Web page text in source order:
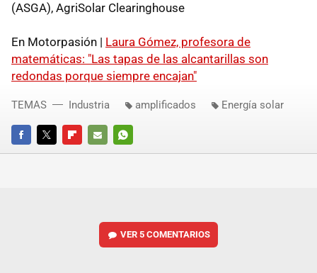
(ASGA), AgriSolar Clearinghouse
En Motorpasión | Laura Gómez, profesora de
matemáticas: "Las tapas de las alcantarillas son
redondas porque siempre encajan"
FACEBOOKTWITTERFLIPBOARD
E-
WHATSAPP
TEMAS Industria amplificados Energía solar
VER5 COMENTARIOS